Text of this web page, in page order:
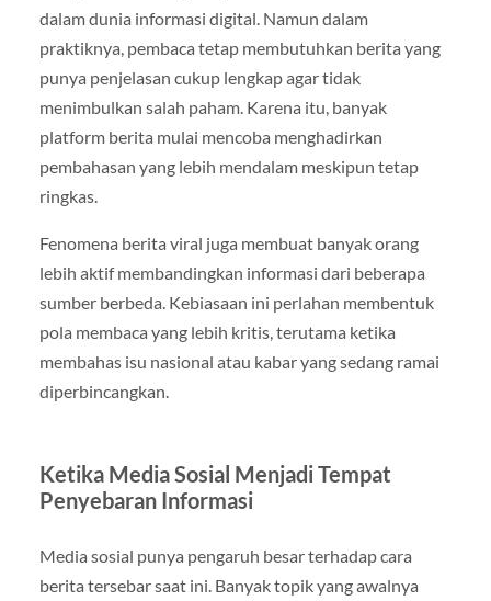
dalam dunia informasi digital. Namun dalam
praktiknya, pembaca tetap membutuhkan berita yang
punya penjelasan cukup lengkap agar tidak
menimbulkan salah paham. Karena itu, banyak
platform berita mulai mencoba menghadirkan
pembahasan yang lebih mendalam meskipun tetap
ringkas.
Fenomena berita viral juga membuat banyak orang
lebih aktif membandingkan informasi dari beberapa
sumber berbeda. Kebiasaan ini perlahan membentuk
pola membaca yang lebih kritis, terutama ketika
membahas isu nasional atau kabar yang sedang ramai
diperbincangkan.
Ketika Media Sosial Menjadi Tempat
Penyebaran Informasi
Media sosial punya pengaruh besar terhadap cara
berita tersebar saat ini. Banyak topik yang awalnya